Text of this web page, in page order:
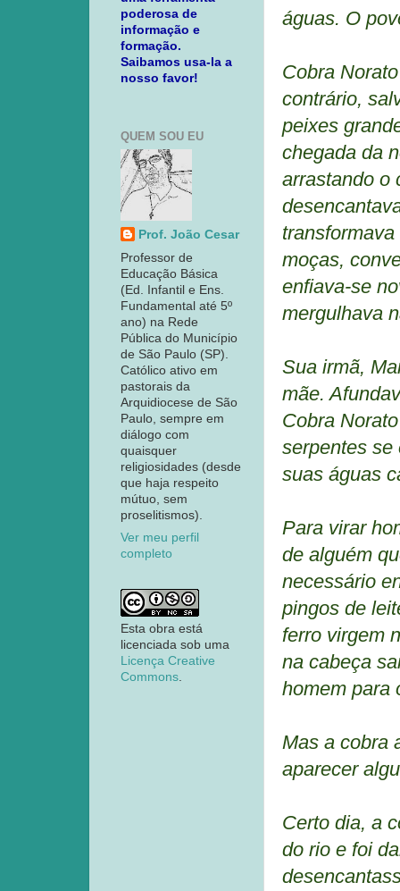
águas. O
Cobra
contrário,
peixes
chegada da
arrastando o
moças,
enfiava-se
mergulhava
Sua irmã,
mãe.
Cobra
serpentes se
suas águas
Para virar
de alguém
necessário
pingos de
ferro virgem
na cabeça
homem para
Mas a cobra
aparecer
Certo dia, a
do rio e foi
poderosa de
informação e
formação.
Saibamos usa-la a
nosso favor!
QUEM SOU EU
Prof. João Cesar
Professor de
Educação Básica
(Ed. Infantil e Ens.
Fundamental até 5º
ano) na Rede
Pública do Município
de São Paulo (SP).
Católico ativo em
pastorais da
Arquidiocese de São
Paulo, sempre em
diálogo com
quaisquer
religiosidades (desde
que haja respeito
mútuo, sem
proselitismos).
Ver meu perfil
completo
Esta obra está
licenciada sob uma
Licença Creative
Commons.